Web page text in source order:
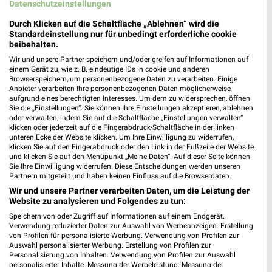
MEHR PROSPEKTE
weekli - Prospekte & Angebote App
Datenschutzeinstellungen
Durch Klicken auf die Schaltfläche „Ablehnen“ wird die
Standardeinstellung nur für unbedingt erforderliche cookie
beibehalten.
Wir und unsere Partner speichern und/oder greifen auf Informationen auf
einem Gerät zu, wie z. B. eindeutige IDs in cookie und anderen
Browserspeichern, um personenbezogene Daten zu verarbeiten. Einige
Anbieter verarbeiten Ihre personenbezogenen Daten möglicherweise
aufgrund eines berechtigten Interesses. Um dem zu widersprechen, öffnen
Sie die „Einstellungen“. Sie können Ihre Einstellungen akzeptieren, ablehnen
oder verwalten, indem Sie auf die Schaltfläche „Einstellungen verwalten“
klicken oder jederzeit auf die Fingerabdruck-Schaltfläche in der linken
unteren Ecke der Website klicken. Um Ihre Einwilligung zu widerrufen,
klicken Sie auf den Fingerabdruck oder den Link in der Fußzeile der Website
und klicken Sie auf den Menüpunkt „Meine Daten“. Auf dieser Seite können
Sie Ihre Einwilligung widerrufen. Diese Entscheidungen werden unseren
Partnern mitgeteilt und haben keinen Einfluss auf die Browserdaten.
Wir und unsere Partner verarbeiten Daten, um die Leistung der
Website zu analysieren und Folgendes zu tun:
Speichern von oder Zugriff auf Informationen auf einem Endgerät.
Verwendung reduzierter Daten zur Auswahl von Werbeanzeigen. Erstellung
von Profilen für personalisierte Werbung. Verwendung von Profilen zur
Auswahl personalisierter Werbung. Erstellung von Profilen zur
Personalisierung von Inhalten. Verwendung von Profilen zur Auswahl
personalisierter Inhalte. Messung der Werbeleistung. Messung der